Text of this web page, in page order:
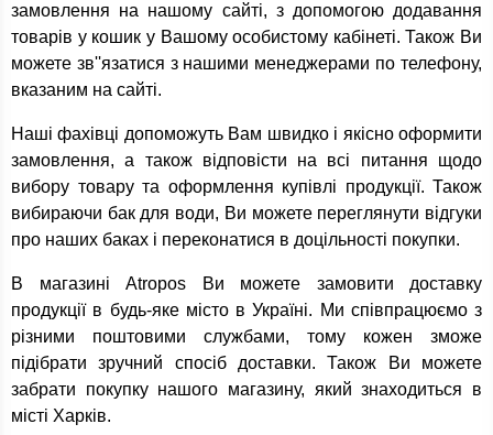
замовлення на нашому сайті, з допомогою додавання
товарів у кошик у Вашому особистому кабінеті. Також Ви
можете зв''язатися з нашими менеджерами по телефону,
вказаним на сайті.
Наші фахівці допоможуть Вам швидко і якісно оформити
замовлення, а також відповісти на всі питання щодо
вибору товару та оформлення купівлі продукції. Також
вибираючи бак для води, Ви можете переглянути відгуки
про наших баках і переконатися в доцільності покупки.
В магазині Atropos Ви можете замовити доставку
продукції в будь-яке місто в Україні. Ми співпрацюємо з
різними поштовими службами, тому кожен зможе
підібрати зручний спосіб доставки. Також Ви можете
забрати покупку нашого магазину, який знаходиться в
місті Харків.